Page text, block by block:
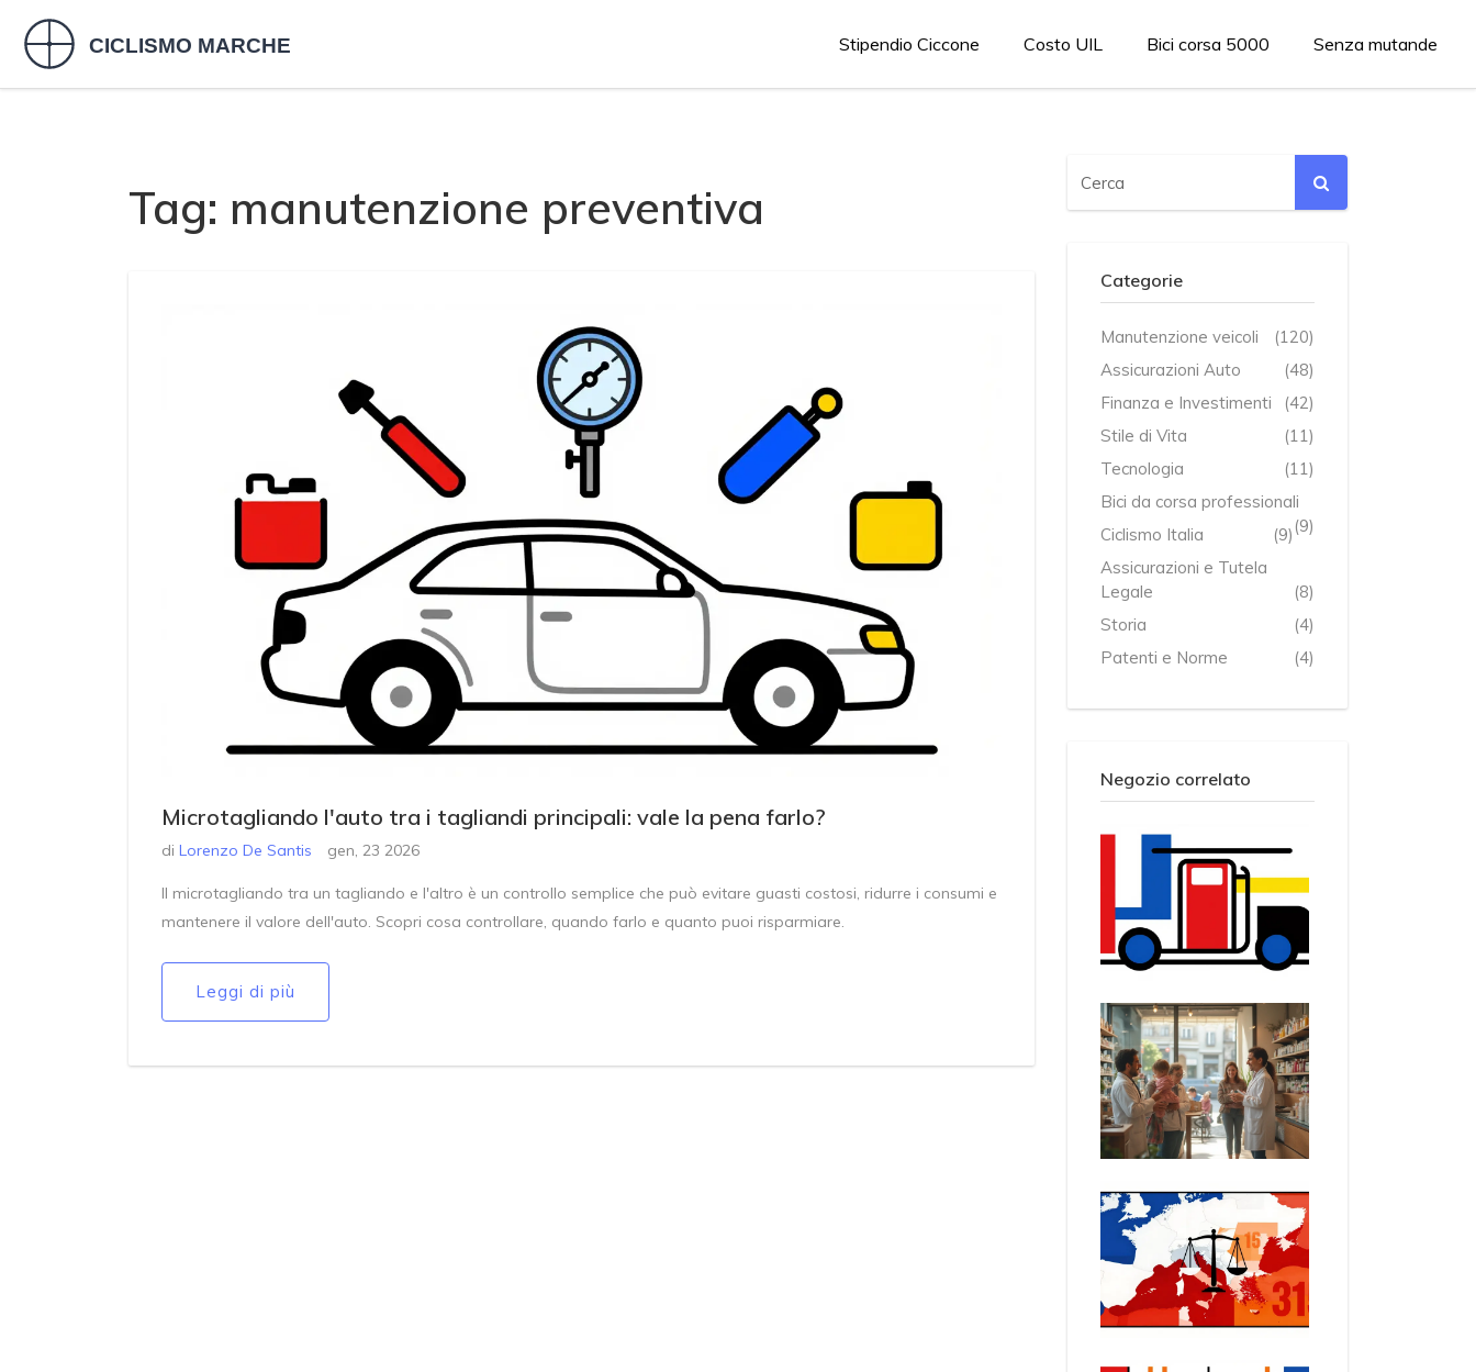
Stipendio Ciccone Costo UIL Bici corsa 5000 Senza mutande
Tag: manutenzione preventiva
Microtagliando l'auto tra i tagliandi principali: vale la pena farlo?
di Lorenzo De Santis gen, 23 2026
Il microtagliando tra un tagliando e l'altro è un controllo semplice che può evitare guasti costosi, ridurre i consumi e
mantenere il valore dell'auto. Scopri cosa controllare, quando farlo e quanto puoi risparmiare.
Leggi di più
Categorie
Manutenzione veicoli
(120)
Assicurazioni Auto
(48)
Finanza e Investimenti
(42)
Stile di Vita
(11)
Tecnologia
(11)
Bici da corsa professionali
(9)
Ciclismo Italia
(9)
Assicurazioni e Tutela
Legale
(8)
Storia
(4)
Patenti e Norme
(4)
Negozio correlato